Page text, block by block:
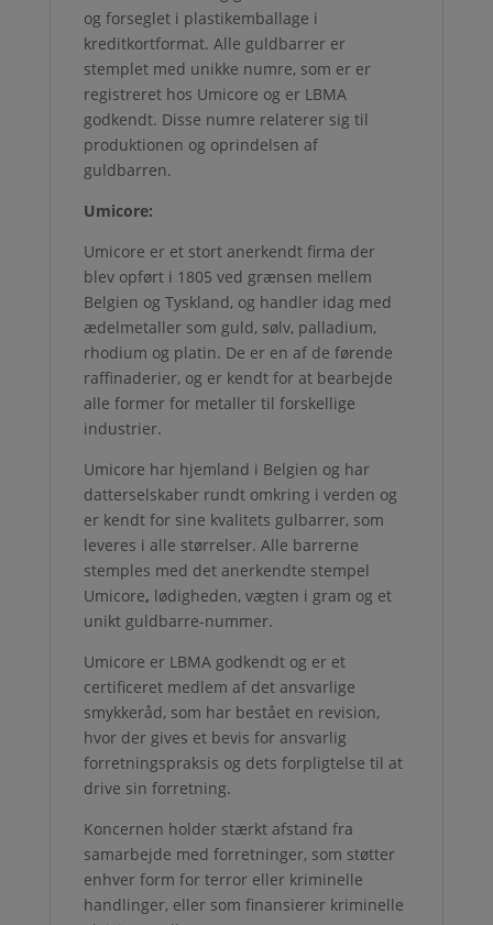
og forseglet i plastikemballage i
kreditkortformat. Alle guldbarrer er
stemplet med unikke numre, som er er
registreret hos Umicore og er LBMA
godkendt. Disse numre relaterer sig til
produktionen og oprindelsen af
guldbarren.
Umicore:
Umicore er et stort anerkendt firma der
blev opført i 1805 ved grænsen mellem
Belgien og Tyskland, og handler idag med
ædelmetaller som guld, sølv, palladium,
rhodium og platin. De er en af de førende
raffinaderier, og er kendt for at bearbejde
alle former for metaller til forskellige
industrier.
Umicore har hjemland i Belgien og har
datterselskaber rundt omkring i verden og
er kendt for sine kvalitets gulbarrer, som
leveres i alle størrelser. Alle barrerne
stemples med det anerkendte stempel
Umicore, lødigheden, vægten i gram og et
unikt guldbarre-nummer.
Umicore er LBMA godkendt og er et
certificeret medlem af det ansvarlige
smykkeråd, som har bestået en revision,
hvor der gives et bevis for ansvarlig
forretningspraksis og dets forpligtelse til at
drive sin forretning.
Koncernen holder stærkt afstand fra
samarbejde med forretninger, som støtter
enhver form for terror eller kriminelle
handlinger, eller som finansierer kriminelle